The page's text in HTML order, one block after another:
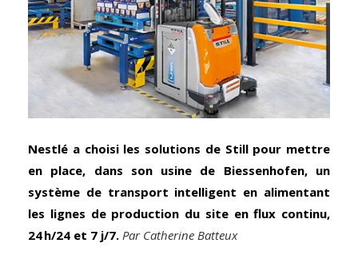
Nestlé a choisi les solutions de Still pour mettre
en place, dans son usine de Biessenhofen, un
système de transport intelligent en alimentant
les lignes de production du site en flux continu,
24 h/24 et 7 j/7. Par Catherine Batteux